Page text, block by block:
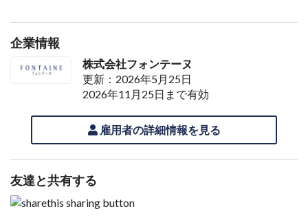
企業情報
株式会社フォンテーヌ
更新：2026年5月25日
2026年11月25日まで有効
雇用者の詳細情報を見る
友達と共有する